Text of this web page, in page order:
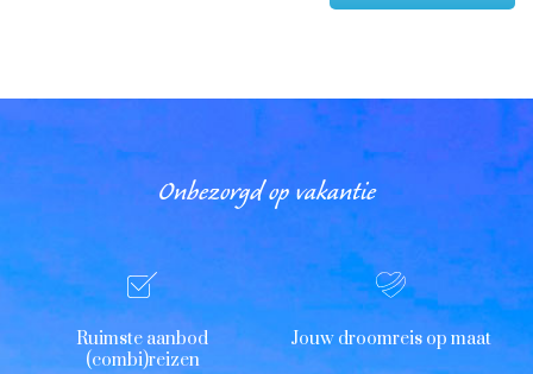
Onbezorgd op vakantie
Ruimste aanbod
(combi)reizen
Jouw droomreis op maat